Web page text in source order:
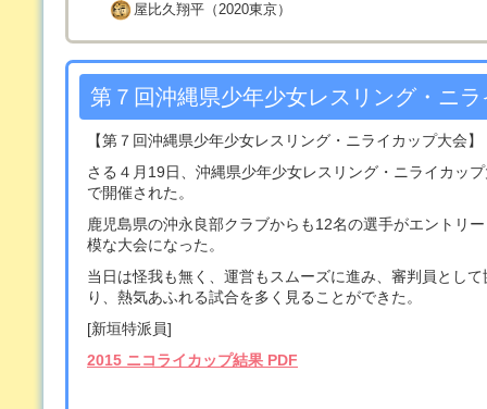
屋比久翔平（2020東京）
第７回沖縄県少年少女レスリング・ニ
【第７回沖縄県少年少女レスリング・ニライカップ大会
さる４月19日、沖縄県少年少女レスリング・ニライカッ
で開催された。
鹿児島県の沖永良部クラブからも12名の選手がエントリ
模な大会になった。
当日は怪我も無く、運営もスムーズに進み、審判員とし
り、熱気あふれる試合を多く見ることができた。
[新垣特派員]
2015 ニコライカップ結果 PDF